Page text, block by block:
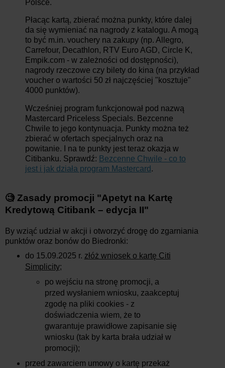
Polsce.
Płacąc kartą, zbierać można punkty, które dalej
da się wymieniać na nagrody z katalogu. A mogą
to być m.in. vouchery na zakupy (np. Allegro,
Carrefour, Decathlon, RTV Euro AGD, Circle K,
Empik.com - w zależności od dostępności),
nagrody rzeczowe czy bilety do kina (na przykład
voucher o wartości 50 zł najczęściej "kosztuje"
4000 punktów).
Wcześniej program funkcjonował pod nazwą
Mastercard Priceless Specials. Bezcenne
Chwile to jego kontynuacja. Punkty można też
zbierać w ofertach specjalnych oraz na
powitanie. I na te punkty jest teraz okazja w
Citibanku. Sprawdź: Bezcenne Chwile - co to
jest i jak działa program Mastercard .
🧐 Zasady promocji "Apetyt na Kartę
Kredytową Citibank – edycja II"
By wziąć udział w akcji i otworzyć drogę do zgarniania
punktów oraz bonów do Biedronki:
do 15.09.2025 r. złóż wniosek o kartę Citi
Simplicity;
po wejściu na stronę promocji, a
przed wysłaniem wniosku, zaakceptuj
zgodę na pliki cookies - z
doświadczenia wiem, że to
gwarantuje prawidłowe zapisanie się
wniosku (tak by karta brała udział w
promocji);
przed zawarciem umowy o kartę przekaż